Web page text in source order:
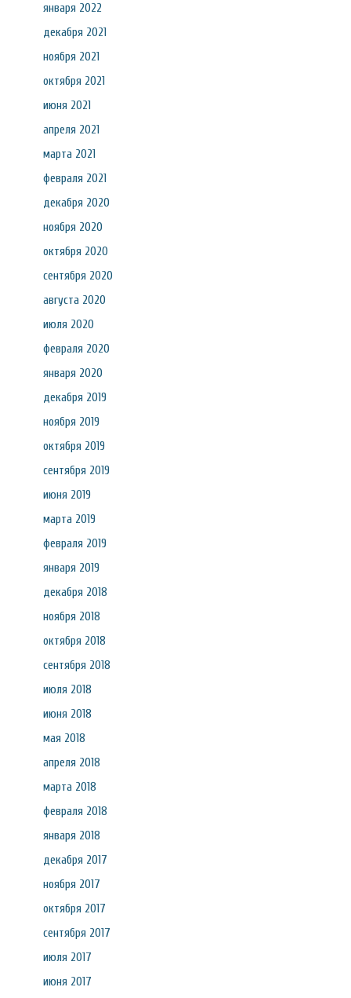
января 2022
декабря 2021
ноября 2021
октября 2021
июня 2021
апреля 2021
марта 2021
февраля 2021
декабря 2020
ноября 2020
октября 2020
сентября 2020
августа 2020
июля 2020
февраля 2020
января 2020
декабря 2019
ноября 2019
октября 2019
сентября 2019
июня 2019
марта 2019
февраля 2019
января 2019
декабря 2018
ноября 2018
октября 2018
сентября 2018
июля 2018
июня 2018
мая 2018
апреля 2018
марта 2018
февраля 2018
января 2018
декабря 2017
ноября 2017
октября 2017
сентября 2017
июля 2017
июня 2017